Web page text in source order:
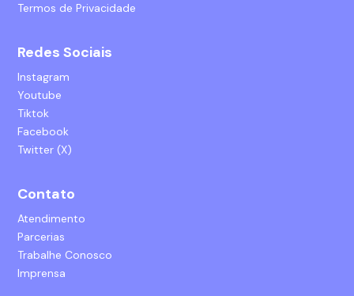
Termos de Privacidade
Redes Sociais
Instagram
Youtube
Tiktok
Facebook
Twitter (X)
Contato
Atendimento
Parcerias
Trabalhe Conosco
Imprensa